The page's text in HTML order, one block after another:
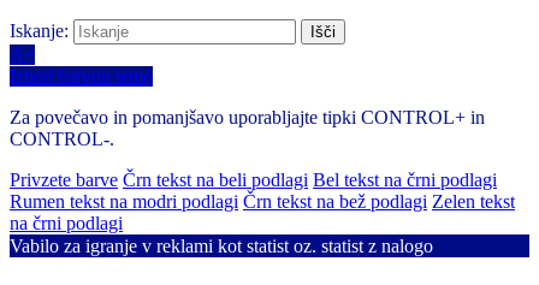
Iskanje:
A+
Izberi barvno temo
Za povečavo in pomanjšavo uporabljajte tipki CONTROL+ in
CONTROL-.
Privzete barve Črn tekst na beli podlagi Bel tekst na črni podlagi
Rumen tekst na modri podlagi Črn tekst na bež podlagi Zelen tekst
na črni podlagi
Vabilo za igranje v reklami kot statist oz. statist z nalogo